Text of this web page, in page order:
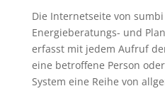
Die Internetseite von sumbi
Energieberatungs- und
erfasst mit jedem Aufruf
eine betroffene Person
System eine Reihe von